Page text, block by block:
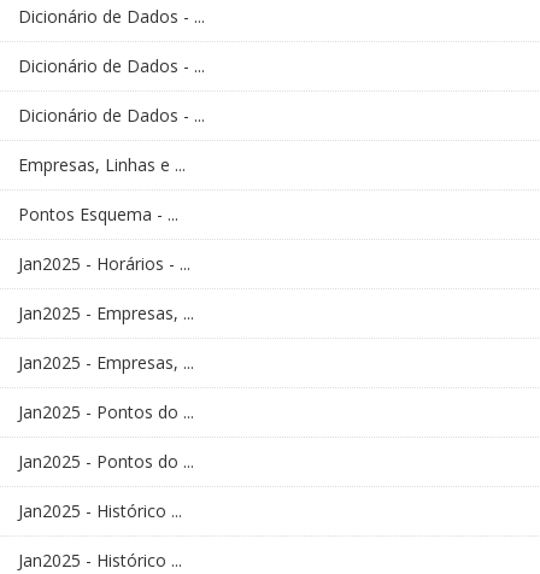
Dicionário de Dados - ...
Dicionário de Dados - ...
Dicionário de Dados - ...
Empresas, Linhas e ...
Pontos Esquema - ...
Jan2025 - Horários - ...
Jan2025 - Empresas, ...
Jan2025 - Empresas, ...
Jan2025 - Pontos do ...
Jan2025 - Pontos do ...
Jan2025 - Histórico ...
Jan2025 - Histórico ...